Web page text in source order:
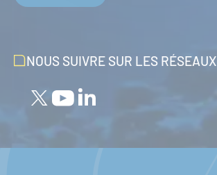
NOUS SUIVRE SUR LES RÉSEAUX